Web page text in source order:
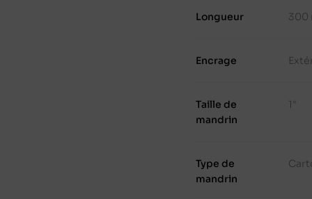
Longueur 300
Encrage
Taille de
mandrin
1"
Type de
mandrin